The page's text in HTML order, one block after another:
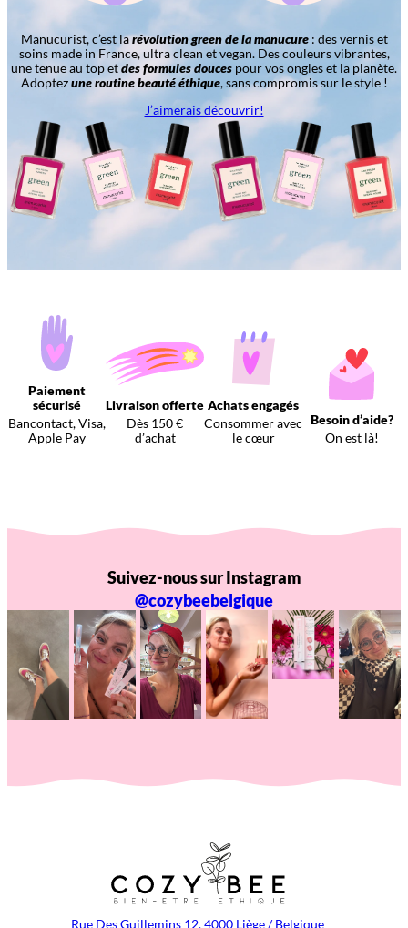
Manucurist, c’est larévolution green de la manucure: des vernis et
soins made in France, ultra clean et vegan. Des couleurs vibrantes,
une tenue au top etdes formules douces pour vos ongles et la planète.
Adoptezune routine beauté éthique, sans compromis sur le style !
J’aimerais découvrir!
Paiement
sécurisé
Bancontact, Visa,
Apple Pay
Livraison offerte
Dès 150 €
d’achat
Achats engagés
Consommer avec
le cœur
Besoin d’aide?
On est là!
Suivez-nous sur Instagram
@cozybeebelgique
Rue Des Guillemins 12, 4000 Liège / Belgique